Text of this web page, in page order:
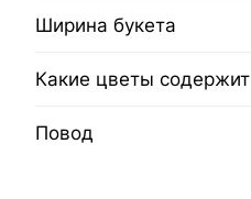
Ширина букета
Какие цветы содержит
Повод